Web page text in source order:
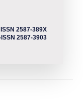
ISSN 2587-389X
ISSN 2587-3903